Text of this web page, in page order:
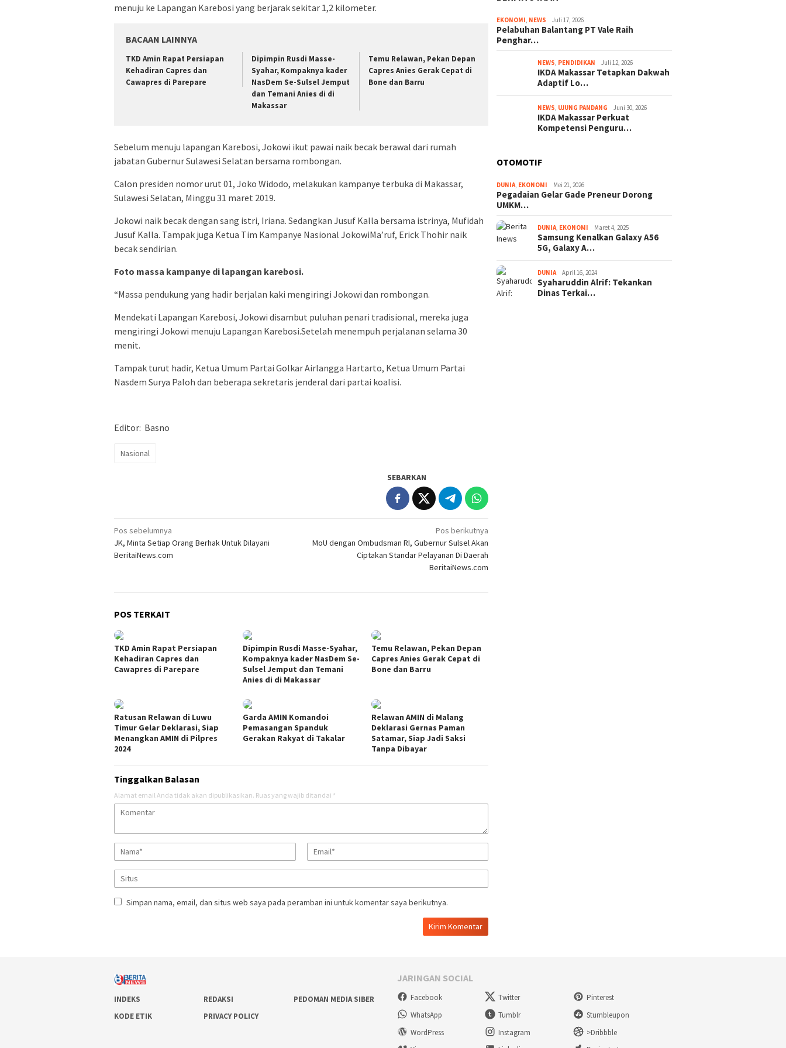
menuju ke Lapangan Karebosi yang berjarak sekitar 1,2 kilometer.
BACAAN LAINNYA
TKD Amin Rapat Persiapan
Kehadiran Capres dan
Cawapres di Parepare
Dipimpin Rusdi Masse-
Syahar, Kompaknya kader
NasDem Se-Sulsel Jemput
dan Temani Anies di di
Makassar
Temu Relawan, Pekan Depan
Capres Anies Gerak Cepat di
Bone dan Barru
Sebelum menuju lapangan Karebosi, Jokowi ikut pawai naik becak berawal dari rumah
jabatan Gubernur Sulawesi Selatan bersama rombongan.
Calon presiden nomor urut 01, Joko Widodo, melakukan kampanye terbuka di Makassar,
Sulawesi Selatan, Minggu 31 maret 2019.
Jokowi naik becak dengan sang istri, Iriana. Sedangkan Jusuf Kalla bersama istrinya, Mufidah
Jusuf Kalla. Tampak juga Ketua Tim Kampanye Nasional JokowiMa’ruf, Erick Thohir naik
becak sendirian.
Foto massa kampanye di lapangan karebosi.
“Massa pendukung yang hadir berjalan kaki mengiringi Jokowi dan rombongan.
Mendekati Lapangan Karebosi, Jokowi disambut puluhan penari tradisional, mereka juga
mengiringi Jokowi menuju Lapangan Karebosi.Setelah menempuh perjalanan selama 30
menit.
Tampak turut hadir, Ketua Umum Partai Golkar Airlangga Hartarto, Ketua Umum Partai
Nasdem Surya Paloh dan beberapa sekretaris jenderal dari partai koalisi.
Editor: Basno
Nasional
SEBARKAN
Navigasi
pos
Pos sebelumnya
JK, Minta Setiap Orang Berhak Untuk Dilayani
BeritaiNews.com
Pos berikutnya
MoU dengan Ombudsman RI, Gubernur Sulsel Akan
Ciptakan Standar Pelayanan Di Daerah
BeritaiNews.com
POS TERKAIT
TKD Amin Rapat Persiapan
Kehadiran Capres dan
Cawapres di Parepare
Dipimpin Rusdi Masse-Syahar,
Kompaknya kader NasDem Se-
Sulsel Jemput dan Temani
Anies di di Makassar
Temu Relawan, Pekan Depan
Capres Anies Gerak Cepat di
Bone dan Barru
Ratusan Relawan di Luwu
Timur Gelar Deklarasi, Siap
Menangkan AMIN di Pilpres
2024
Garda AMIN Komandoi
Pemasangan Spanduk
Gerakan Rakyat di Takalar
Relawan AMIN di Malang
Deklarasi Gernas Paman
Satamar, Siap Jadi Saksi
Tanpa Dibayar
Tinggalkan Balasan
Alamat email Anda tidak akan dipublikasikan. Ruas yang wajib ditandai *
Simpan nama, email, dan situs web saya pada peramban ini untuk komentar saya berikutnya.
EKONOMI, NEWS Juli 17, 2026
Pelabuhan Balantang PT Vale Raih
Penghar…
NEWS, PENDIDIKAN Juli 12, 2026
IKDA Makassar Tetapkan Dakwah
Adaptif Lo…
NEWS, UJUNG PANDANG Juni 30, 2026
IKDA Makassar Perkuat
Kompetensi Penguru…
OTOMOTIF
DUNIA, EKONOMI Mei 21, 2026
Pegadaian Gelar Gade Preneur Dorong
UMKM…
DUNIA, EKONOMI Maret 4, 2025
Samsung Kenalkan Galaxy A56
5G, Galaxy A…
DUNIA April 16, 2024
Syaharuddin Alrif: Tekankan
Dinas Terkai…
INDEKS REDAKSI
PEDOMAN MEDIA SIBER
KODE ETIK
PRIVACY POLICY
JARINGAN SOCIAL
Facebook Twitter
Pinterest
WhatsApp
Tumblr
Stumbleupon
WordPress
Instagram
>Dribbble